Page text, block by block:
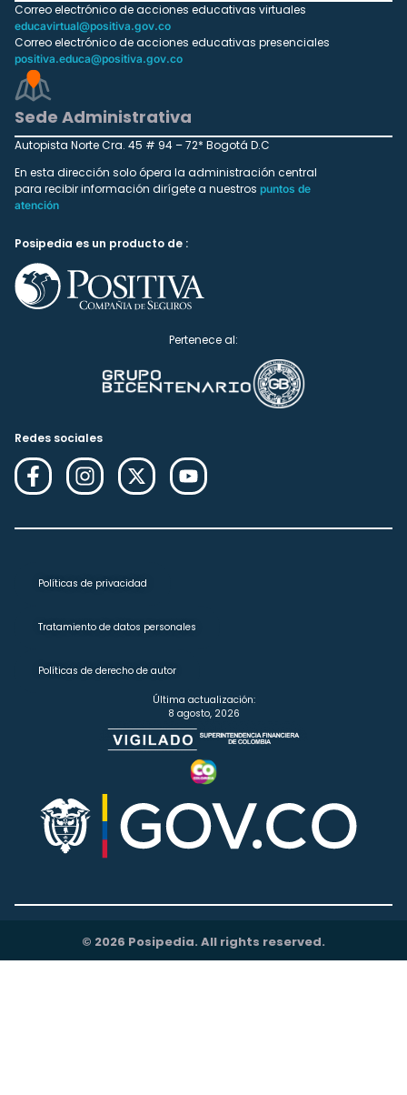
Correo electrónico de acciones educativas virtuales
educavirtual@positiva.gov.co
Correo electrónico de acciones educativas presenciales
positiva.educa@positiva.gov.co
Sede Administrativa
Autopista Norte Cra. 45 # 94 – 72* Bogotá D.C
En esta dirección solo ópera la administración central
para recibir información dirígete a nuestros puntos de
atención
Posipedia es un producto de :
Pertenece al:
Redes sociales
Políticas de privacidad
Tratamiento de datos personales
Políticas de derecho de autor
Última actualización:
8 agosto, 2026
© 2026 Posipedia. All rights reserved.